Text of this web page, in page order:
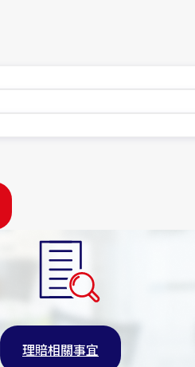
單約定「全損」時即獲得建築
理賠相關事宜